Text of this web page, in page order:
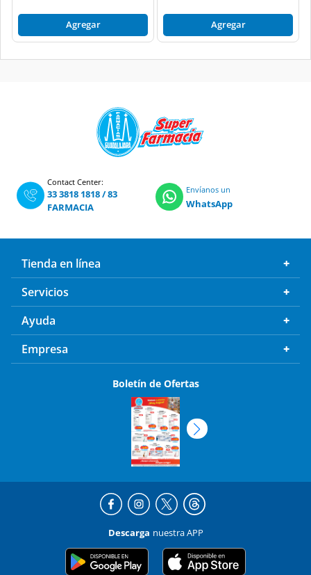
Agregar Agregar
Contact Center:
33 3818 1818/83
FARMACIA
Envíanos un
WhatsApp
Tienda en línea
Servicios
Ayuda
Empresa
Boletín de Ofertas
Descarga nuestra APP